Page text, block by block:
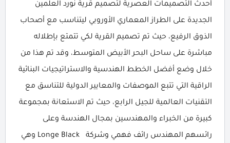
أحدث التصميمات العصرية لتصميم قرية نورد العلمين
الجديدة على الطراز المعماري الأوروبي ليتناسب مع أصحاب
الذوق الرفيع، حيث تم تصميم القرية لكي تتمتع بإطلاله
مباشرة على ساحل البحر الأبيض المتوسط، وقد تم هذا من
خلال وضع أفضل الخطط الهندسية والاستراتيجيات البنائية
الراقية التي تتبع الموصفات والمعايير الدولية للتناسق مع
التقنيات العالمية للجيل الرابع، حيث تم الاستعانة بمجموعة
كبيرة من الخبراء والمهندسين بمجال الهندسة وعلى
رائسهم المهندس رائف فهمي وشركة Longe Black وهي